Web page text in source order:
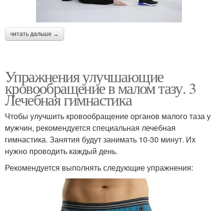
читать дальше →
Упражнения улучшающие
кровообращение в малом тазу. 3
Лечебная гимнастика
Чтобы улучшить кровообращение органов малого таза у
мужчин, рекомендуется специальная лечебная
гимнастика. Занятия будут занимать 10-30 минут. Их
нужно проводить каждый день.
Рекомендуется выполнять следующие упражнения: